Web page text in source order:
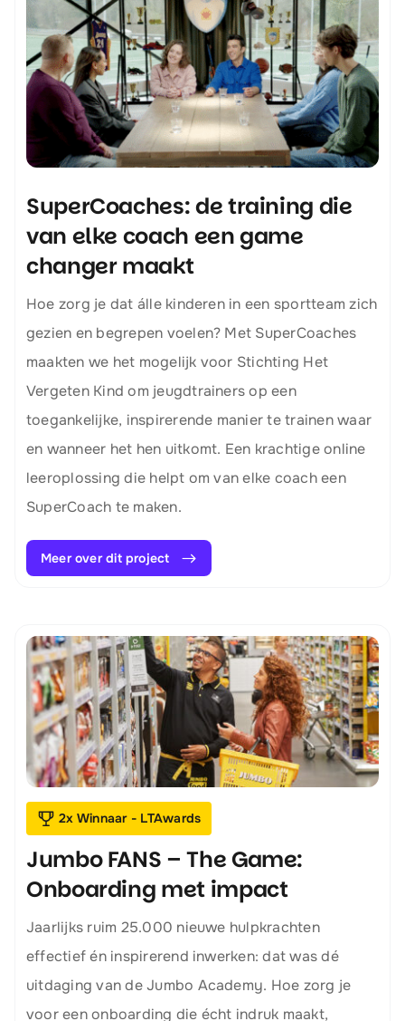
SuperCoaches: de training die
van elke coach een game
changer maakt
Hoe zorg je dat álle kinderen in een sportteam zich
gezien en begrepen voelen? Met SuperCoaches
maakten we het mogelijk voor Stichting Het
Vergeten Kind om jeugdtrainers op een
toegankelijke, inspirerende manier te trainen waar
en wanneer het hen uitkomt. Een krachtige online
leeroplossing die helpt om van elke coach een
SuperCoach te maken.
Meer over dit project
2x Winnaar - LTAwards
Jumbo FANS – The Game:
Onboarding met impact
Jaarlijks ruim 25.000 nieuwe hulpkrachten
effectief én inspirerend inwerken: dat was dé
uitdaging van de Jumbo Academy. Hoe zorg je
voor een onboarding die écht indruk maakt,